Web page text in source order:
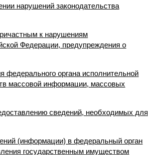
нарушений законодательства
к нарушениям
Федерации, предупреждения о
федерального органа исполнительной
массовой информации, массовых
сведений, необходимых для
(информации) в федеральный орган
государственным имуществом